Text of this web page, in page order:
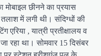
मोबाइल छीनने का प्रयास
में लगी थी। संदिग्धों की
एरिया , यात्री प्रतीक्षालय व
रहा था। सोमवार 15 दिसंबर